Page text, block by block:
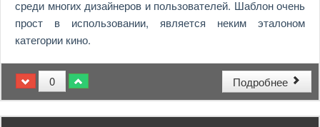
среди многих дизайнеров и пользователей. Шаблон очень
прост в использовании, является неким эталоном
категории кино.
0 Подробнее